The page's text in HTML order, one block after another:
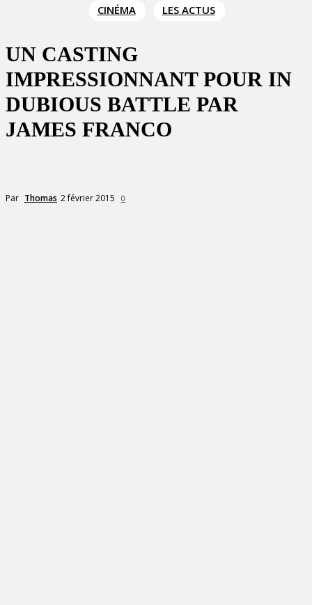
CINÉMA LES ACTUS
UN CASTING
IMPRESSIONNANT POUR IN
DUBIOUS BATTLE PAR
JAMES FRANCO
Par Thomas 2 février 2015 0